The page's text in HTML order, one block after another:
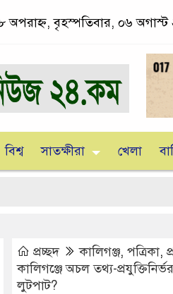
অপরাহ্ন, বৃহস্পতিবার, ০৬ অগাস্ট
বিশ্ব সাতক্ষীরা খেলা
প্রচ্ছদ কালিগঞ্জ, পত্রিকা,
কালিগঞ্জে অচল তথ্য-
লুটপাট?